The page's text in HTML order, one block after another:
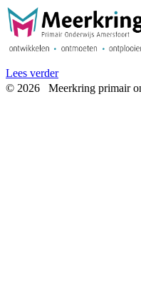
Lees verder
© 2026 Meerkring primair